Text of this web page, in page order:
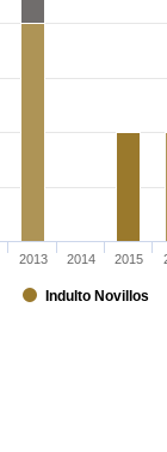
Indulto Novillos
2013 2014 2015